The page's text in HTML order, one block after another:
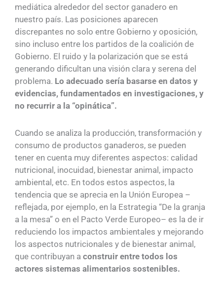
mediática alrededor del sector ganadero en
nuestro país. Las posiciones aparecen
discrepantes no solo entre Gobierno y oposición,
sino incluso entre los partidos de la coalición de
Gobierno. El ruido y la polarización que se está
generando dificultan una visión clara y serena del
problema. Lo adecuado sería basarse en datos y
evidencias, fundamentados en investigaciones, y
no recurrir a la “opinática”.
Cuando se analiza la producción, transformación y
consumo de productos ganaderos, se pueden
tener en cuenta muy diferentes aspectos: calidad
nutricional, inocuidad, bienestar animal, impacto
ambiental, etc. En todos estos aspectos, la
tendencia que se aprecia en la Unión Europea –
reflejada, por ejemplo, en la Estrategia “De la granja
a la mesa” o en el Pacto Verde Europeo– es la de ir
reduciendo los impactos ambientales y mejorando
los aspectos nutricionales y de bienestar animal,
que contribuyan a construir entre todos los
actores sistemas alimentarios sostenibles.